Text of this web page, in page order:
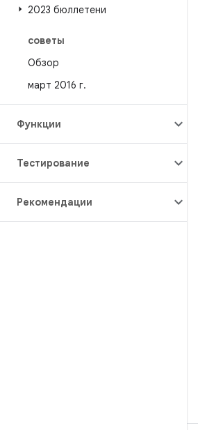
2023 бюллетени
советы
Обзор
март 2016 г.
Функции
Тестирование
Рекомендации